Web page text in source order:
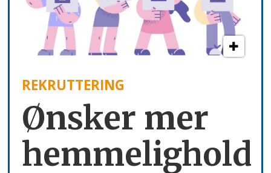
REKRUTTERING
Ønsker mer
hemmelighold